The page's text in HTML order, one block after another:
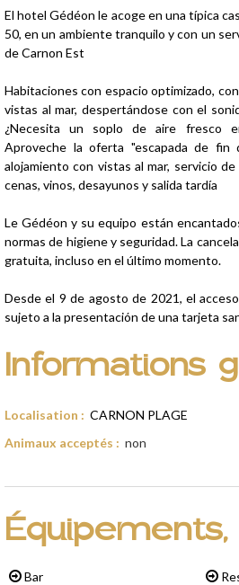
El hotel Gédéon le acoge en una típica
50, en un ambiente tranquilo y con un
de Carnon Est
Habitaciones con espacio optimizado,
vistas al mar, despertándose con el
¿Necesita un soplo de aire fresco
Aproveche la oferta "escapada de fin
alojamiento con vistas al mar, servicio
cenas, vinos, desayunos y salida tardía
Le Gédéon y su equipo están
normas de higiene y seguridad. La
gratuita, incluso en el último momento.
Desde el 9 de agosto de 2021, el
sujeto a la presentación de una tarjeta
Informations
Localisation : CARNON PLAGE
Animaux acceptés : non
Bar